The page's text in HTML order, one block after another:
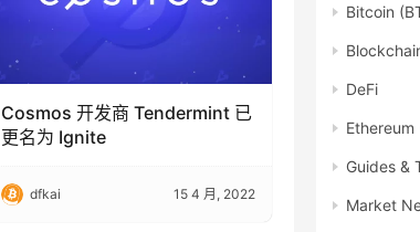
Cosmos 开发商 Tendermint 已
更名为 Ignite
dfkai 15 4 月, 2022
Bitcoin
DeFi
Ethereum
Guides &
Market